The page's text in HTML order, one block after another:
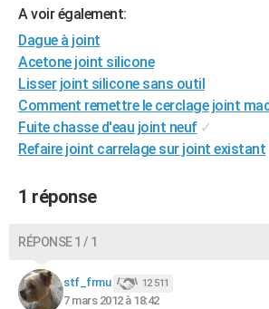
SANTE
Alimentation
Guide de la santé
Maladies
Médicaments
Sommeil
VOYAGE
Destinations
City break
Voyage nature
Voyage de noces
Forum
Climat
+PHOTO
GUIDES D'ACHAT
BONS PLANS
CARTE DE VOEUX
COPAINS D'AVANT
A voir également:
Dague à joint
Acetone joint silicone
Lisser joint silicone sans outil
Comment remettre le cerclage joint
Fuite chasse d'eau joint neuf ✓
Refaire joint carrelage sur joint existant
1 réponse
RÉPONSE 1 / 1
stf_frmu 12 511
7 mars 2012 à 18:42